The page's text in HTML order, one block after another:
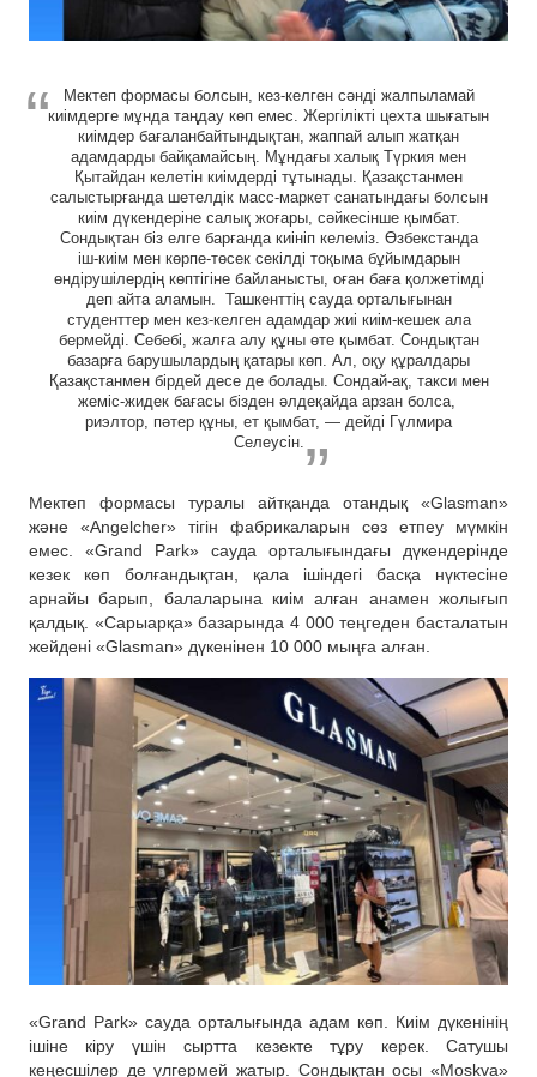
Мектеп формасы болсын, кез-келген сәнді жалпыламай
киімдерге мұнда таңдау көп емес. Жергілікті цехта шығатын
киімдер бағаланбайтындықтан, жаппай алып жатқан
адамдарды байқамайсың. Мұндағы халық Түркия мен
Қытайдан келетін киімдерді тұтынады. Қазақстанмен
салыстырғанда шетелдік масс-маркет санатындағы болсын
киім дүкендеріне салық жоғары, сәйкесінше қымбат.
Сондықтан біз елге барғанда киініп келеміз. Өзбекстанда
іш-киім мен көрпе-төсек секілді тоқыма бұйымдарын
өндірушілердің көптігіне байланысты, оған баға қолжетімді
деп айта аламын. Ташкенттің сауда орталығынан
студенттер мен кез-келген адамдар жиі киім-кешек ала
бермейді. Себебі, жалға алу құны өте қымбат. Сондықтан
базарға барушылардың қатары көп. Ал, оқу құралдары
Қазақстанмен бірдей десе де болады. Сондай-ақ, такси мен
жеміс-жидек бағасы бізден әлдеқайда арзан болса,
риэлтор, пәтер құны, ет қымбат, — дейді Гүлмира
Селеусін.
Мектеп формасы туралы айтқанда отандық «Glasman»
және «Angelcher» тігін фабрикаларын сөз етпеу мүмкін
емес. «Grand Park» сауда орталығындағы дүкендерінде
кезек көп болғандықтан, қала ішіндегі басқа нүктесіне
арнайы барып, балаларына киім алған анамен жолығып
қалдық. «Сарыарқа» базарында 4 000 теңгеден басталатын
жейдені «Glasman» дүкенінен 10 000 мыңға алған.
«Grand Park» сауда орталығында адам көп. Киім дүкенінің
ішіне кіру үшін сыртта кезекте тұру керек. Сатушы
кеңесшілер де үлгермей жатыр. Сондықтан осы «Moskva»